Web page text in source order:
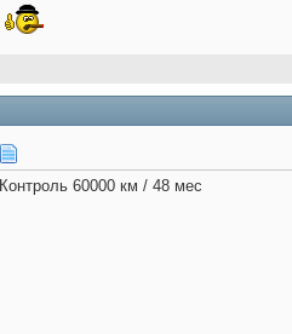
Контроль 60000 км / 48 мес